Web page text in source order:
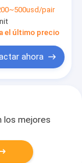
de
de alta
llenó el
pair
el último precio
ahora
los mejores